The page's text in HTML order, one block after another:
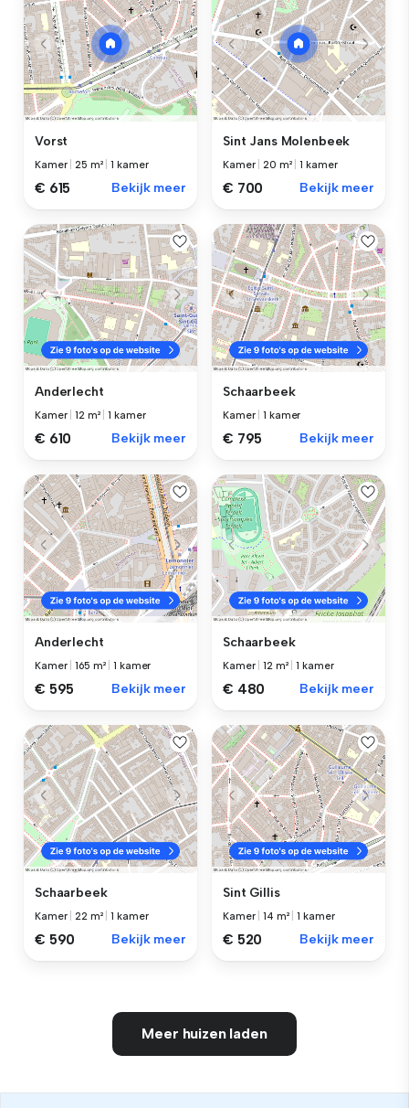
Vorst
Kamer |25 m² |1 kamer
€ 615 Bekijk meer
Sint Jans Molenbeek
Kamer |20 m² |1 kamer
€ 700 Bekijk meer
Anderlecht
Kamer |12 m² |1 kamer
€ 610 Bekijk meer
Schaarbeek
Kamer |1 kamer
€ 795 Bekijk meer
Anderlecht
Kamer |165 m² |1 kamer
€ 595 Bekijk meer
Schaarbeek
Kamer |12 m² |1 kamer
€ 480 Bekijk meer
Schaarbeek
Kamer |22 m² |1 kamer
€ 590 Bekijk meer
Sint Gillis
Kamer |14 m² |1 kamer
€ 520 Bekijk meer
Meer huizen laden